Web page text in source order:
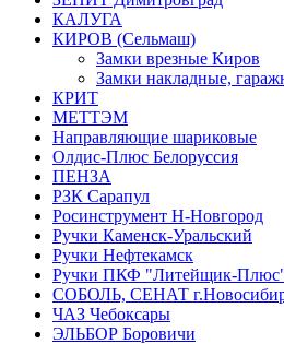
КАЛУГА
КИРОВ (Сельмаш)
Замки врезные Киров
Замки накладные,
КРИТ
МЕТТЭМ
Направляющие шариковые
Олдис-Плюс Белоруссия
ПЕНЗА
РЗК Сарапул
Росинструмент Н-Новгород
Ручки Каменск-Уральский
Ручки Нефтекамск
Ручки ПКФ "Литейщик-
СОБОЛЬ, СЕНАТ
ЧАЗ Чебоксары
ЭЛЬБОР Боровичи